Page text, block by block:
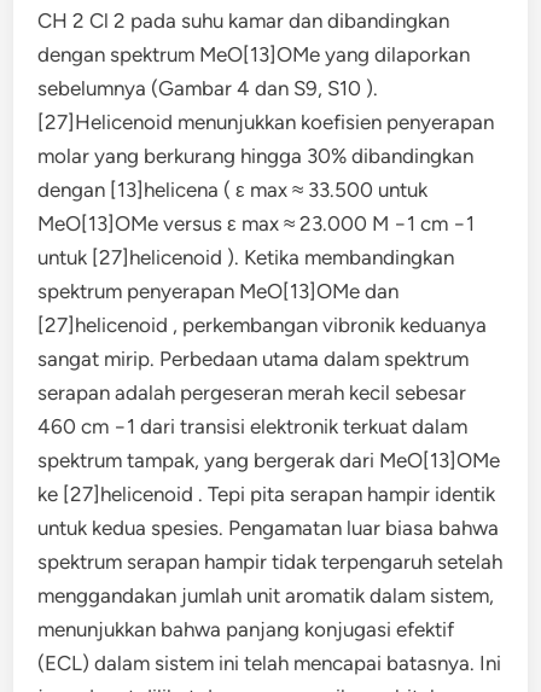
CH 2 Cl 2 pada suhu kamar dan dibandingkan
dengan spektrum MeO[13]OMe yang dilaporkan
sebelumnya (Gambar 4 dan S9, S10 ).
[27]Helicenoid menunjukkan koefisien penyerapan
molar yang berkurang hingga 30% dibandingkan
dengan [13]helicena ( ε max ≈ 33.500 untuk
MeO[13]OMe versus ε max ≈ 23.000 M −1 cm −1
untuk [27]helicenoid ). Ketika membandingkan
spektrum penyerapan MeO[13]OMe dan
[27]helicenoid , perkembangan vibronik keduanya
sangat mirip. Perbedaan utama dalam spektrum
serapan adalah pergeseran merah kecil sebesar
460 cm −1 dari transisi elektronik terkuat dalam
spektrum tampak, yang bergerak dari MeO[13]OMe
ke [27]helicenoid . Tepi pita serapan hampir identik
untuk kedua spesies. Pengamatan luar biasa bahwa
spektrum serapan hampir tidak terpengaruh setelah
menggandakan jumlah unit aromatik dalam sistem,
menunjukkan bahwa panjang konjugasi efektif
(ECL) dalam sistem ini telah mencapai batasnya. Ini